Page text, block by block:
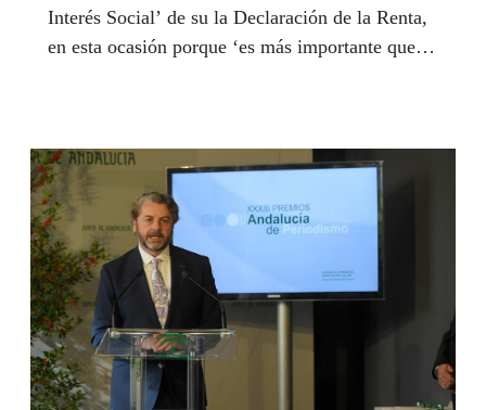
Interés Social’ de su la Declaración de la Renta,
en esta ocasión porque ‘es más importante que
Mesa del Tercer Sector Andalucía, en nuestra
comunidad autónoma hay más de dos millones
de personas marcan la X solidaria, pero hay un
millón de personas que siguen sin hacerlo.